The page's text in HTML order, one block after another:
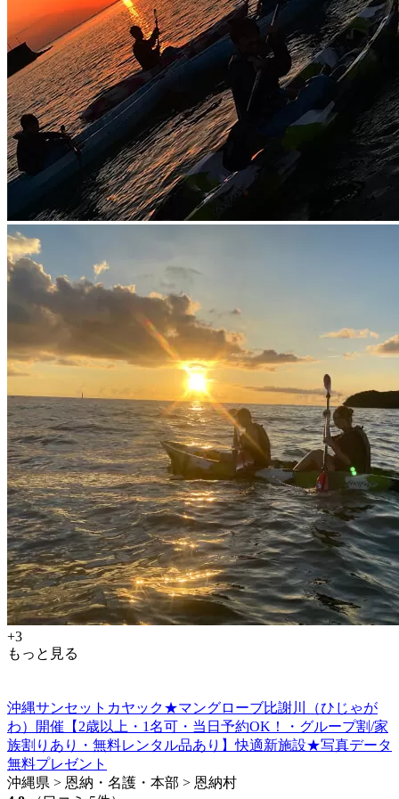
+3
もっと見る
沖縄サンセットカヤック★マングローブ比謝川（ひじゃが
わ）開催【2歳以上・1名可・当日予約OK！・グループ割/家
族割りあり・無料レンタル品あり】快適新施設★写真データ
無料プレゼント
沖縄県 > 恩納・名護・本部 > 恩納村